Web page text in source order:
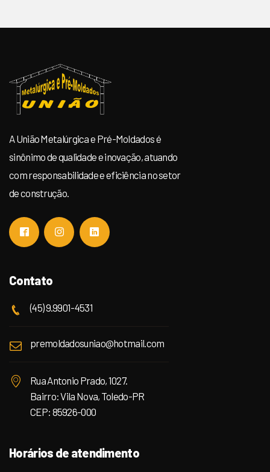
A União Metalúrgica e Pré-Moldados é
sinônimo de qualidade e inovação, atuando
com responsabilidade e eficiência no setor
de construção.
Contato
(45) 9.9901-4531
premoldadosuniao@hotmail.com
Rua Antonio Prado, 1027.
Bairro: Vila Nova, Toledo-PR
CEP: 85926-000
Horários de atendimento